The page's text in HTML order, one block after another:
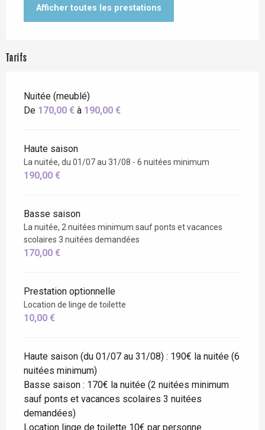
Afficher toutes les prestations
Tarifs
Nuitée (meublé)
De 170,00 € à 190,00 €
Haute saison
La nuitée, du 01/07 au 31/08 - 6 nuitées minimum
190,00 €
Basse saison
La nuitée, 2 nuitées minimum sauf ponts et vacances
scolaires 3 nuitées demandées
170,00 €
Prestation optionnelle
Location de linge de toilette
10,00 €
Haute saison (du 01/07 au 31/08) : 190€ la nuitée (6
nuitées minimum)
Basse saison : 170€ la nuitée (2 nuitées minimum
sauf ponts et vacances scolaires 3 nuitées
demandées)
Location linge de toilette 10€ par personne